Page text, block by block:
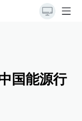
国能源行